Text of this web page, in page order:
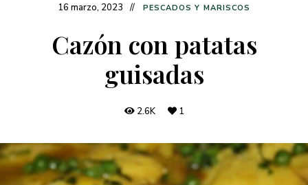
cocina
Granja
16 marzo, 2023 PESCADOS Y MARISCOS
Cazón con patatas
guisadas
2.6K 1